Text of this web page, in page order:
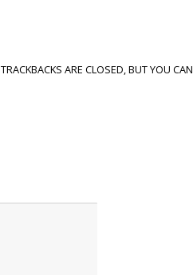
TRACKBACKS ARE CLOSED, BUT YOU CAN